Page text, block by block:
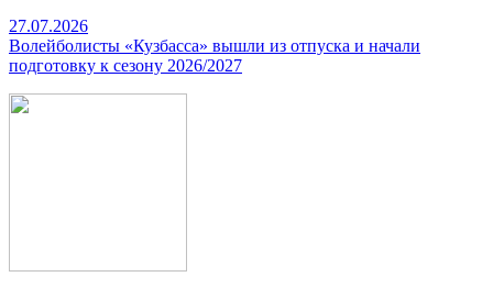
27.07.2026
Волейболисты «Кузбасса» вышли из отпуска и начали
подготовку к сезону 2026/2027